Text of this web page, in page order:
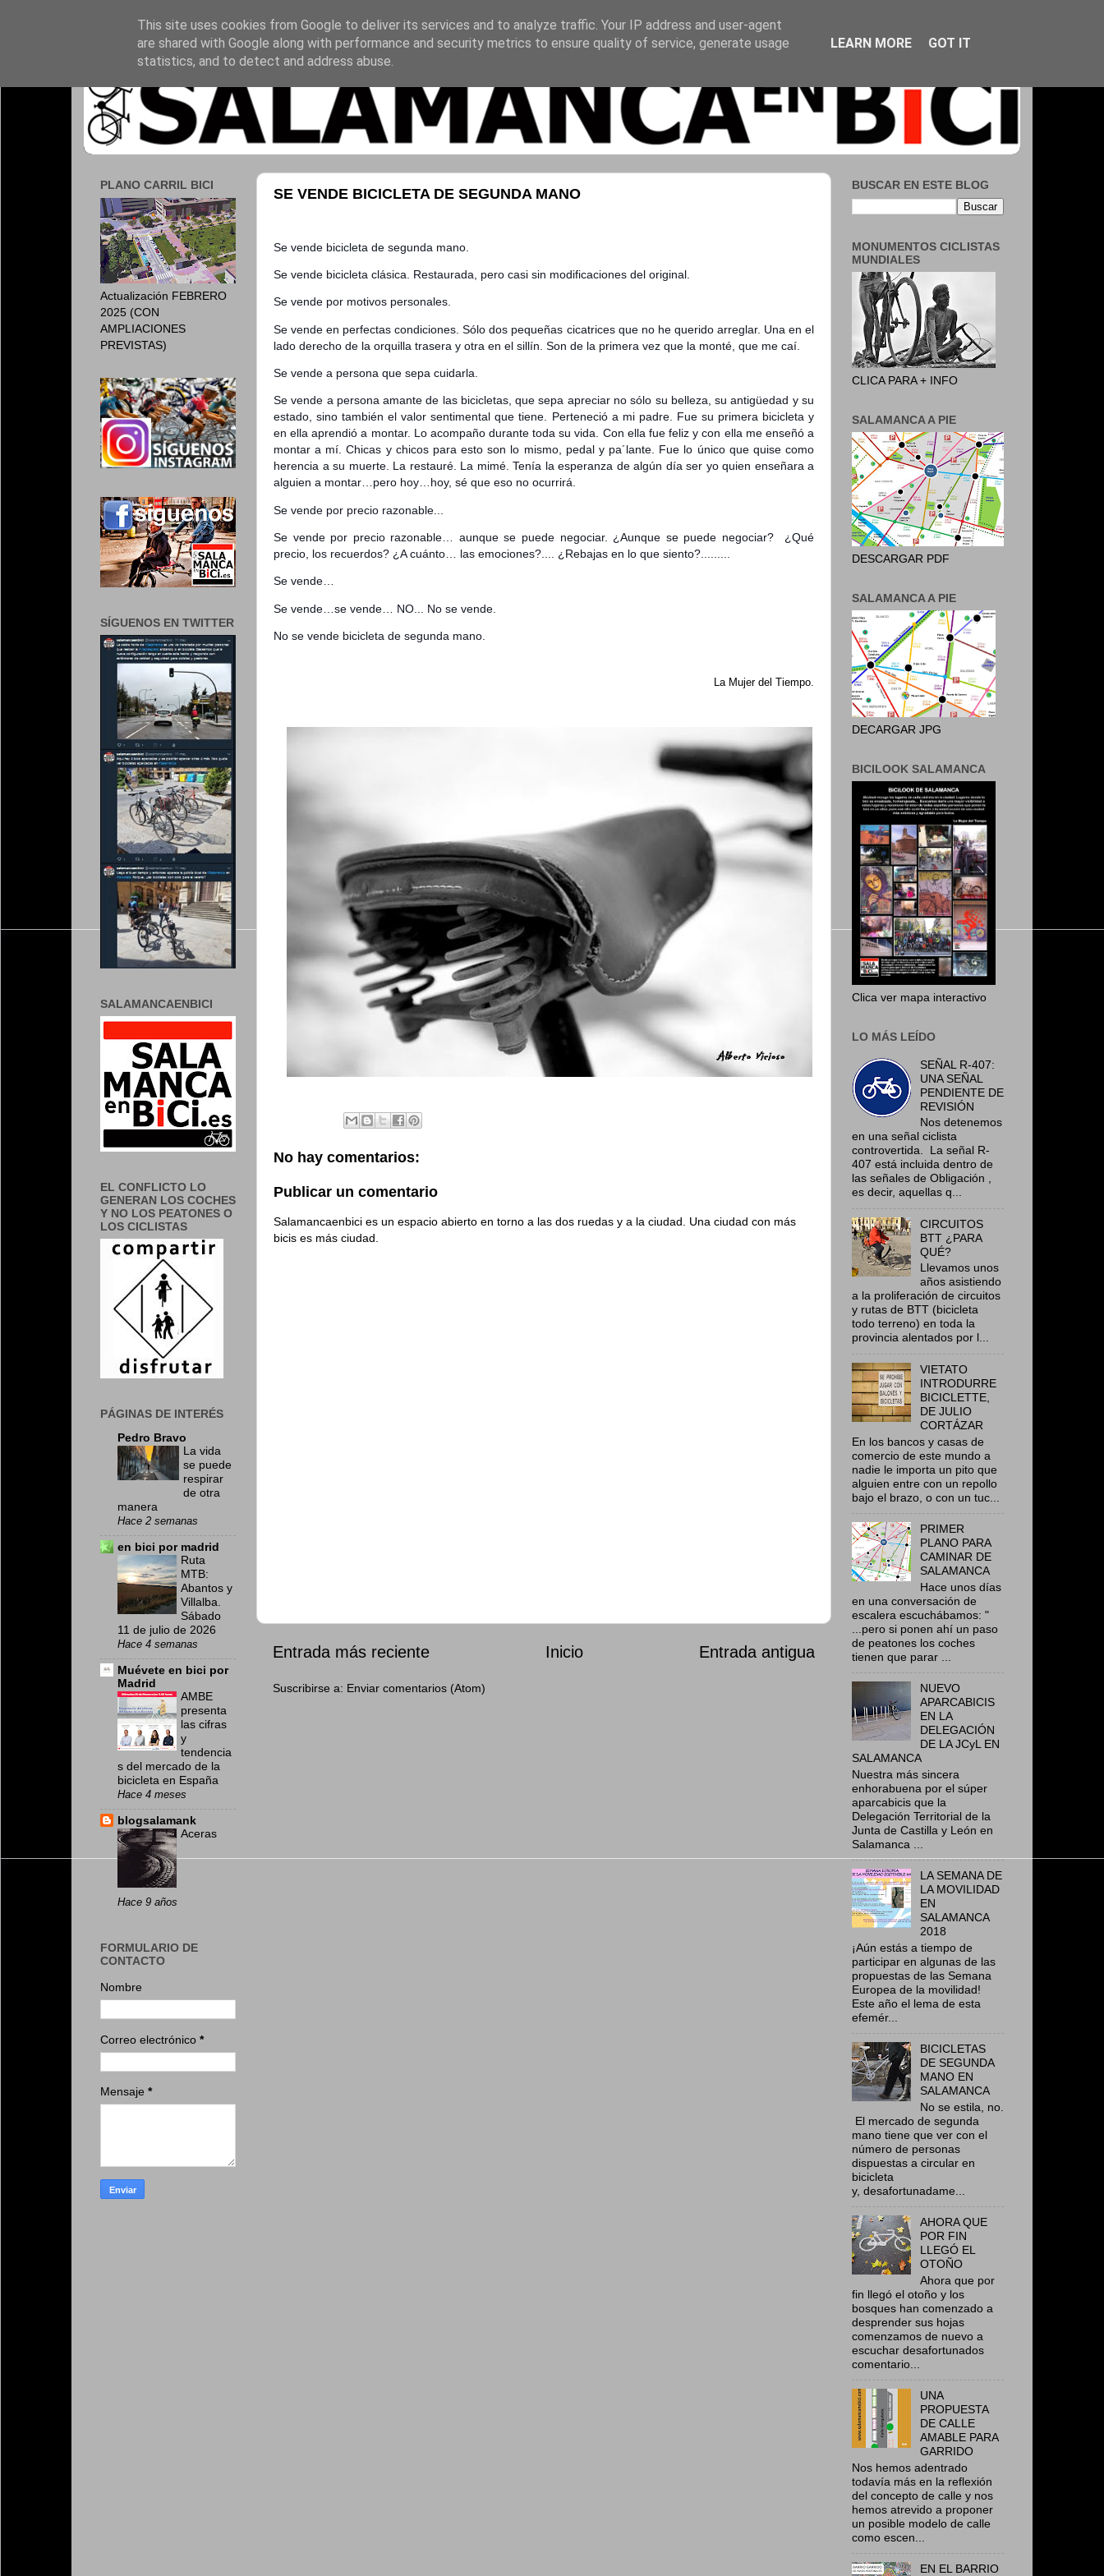
SE VENDE BICICLETA DE SEGUNDA MANO
Se vende bicicleta de segunda mano.
Se vende bicicleta clásica. Restaurada, pero casi sin modificaciones del original.
Se vende por motivos personales.
Se vende en perfectas condiciones. Sólo dos pequeñas cicatrices que no he querido arreglar. Una en el
lado derecho de la orquilla trasera y otra en el sillín. Son de la primera vez que la monté, que me caí.
Se vende a persona que sepa cuidarla.
Se vende a persona amante de las bicicletas, que sepa apreciar no sólo su belleza, su antigüedad y su
estado, sino también el valor sentimental que tiene. Perteneció a mi padre. Fue su primera bicicleta y
en ella aprendió a montar. Lo acompaño durante toda su vida. Con ella fue feliz y con ella me enseñó a
montar a mí. Chicas y chicos para esto son lo mismo, pedal y pa´lante. Fue lo único que quise como
herencia a su muerte. La restauré. La mimé. Tenía la esperanza de algún día ser yo quien enseñara a
alguien a montar…pero hoy…hoy, sé que eso no ocurrirá.
Se vende por precio razonable...
Se vende por precio razonable… aunque se puede negociar. ¿Aunque se puede negociar?
¿Qué
precio, los recuerdos? ¿A cuánto… las emociones?.... ¿Rebajas en lo que siento?.........
Se vende…
Se vende…se vende… NO... No se vende.
No se vende bicicleta de segunda mano.
La Mujer del Tiempo.
No hay comentarios:
Publicar un comentario
Salamancaenbici es un espacio abierto en torno a las dos ruedas y a la ciudad. Una ciudad con más
bicis es más ciudad.
Entrada más reciente Entrada antigua
Inicio
Suscribirse a: Enviar comentarios (Atom)
PLANO CARRIL BICI
Actualización FEBRERO
2025 (CON
AMPLIACIONES
PREVISTAS)
SÍGUENOS EN TWITTER
SALAMANCAENBICI
EL CONFLICTO LO
GENERAN LOS COCHES
Y NO LOS PEATONES O
LOS CICLISTAS
PÁGINAS DE INTERÉS
Pedro Bravo
La vida
se puede
respirar
de otra
manera
Hace 2 semanas
en bici por madrid
Ruta
MTB:
Abantos y
Villalba.
Sábado
11 de julio de 2026
Hace 4 semanas
Muévete en bici por
Madrid
AMBE
presenta
las cifras
y
tendencia
s del mercado de la
bicicleta en España
Hace 4 meses
blogsalamank
Aceras
Hace 9 años
FORMULARIO DE
CONTACTO
Nombre
Correo electrónico *
Mensaje *
BUSCAR EN ESTE BLOG
MONUMENTOS CICLISTAS
MUNDIALES
CLICA PARA + INFO
SALAMANCA A PIE
DESCARGAR PDF
SALAMANCA A PIE
DECARGAR JPG
BICILOOK SALAMANCA
Clica ver mapa interactivo
LO MÁS LEÍDO
SEÑAL R-407:
UNA SEÑAL
PENDIENTE DE
REVISIÓN
Nos detenemos
en una señal ciclista
controvertida. La señal R-
407 está incluida dentro de
las señales de Obligación ,
es decir, aquellas q...
CIRCUITOS
BTT ¿PARA
QUÉ?
Llevamos unos
años asistiendo
a la proliferación de circuitos
y rutas de BTT (bicicleta
todo terreno) en toda la
provincia alentados por l...
VIETATO
INTRODURRE
BICICLETTE,
DE JULIO
CORTÁZAR
En los bancos y casas de
comercio de este mundo a
nadie le importa un pito que
alguien entre con un repollo
bajo el brazo, o con un tuc...
PRIMER
PLANO PARA
CAMINAR DE
SALAMANCA
Hace unos días
en una conversación de
escalera escuchábamos: "
...pero si ponen ahí un paso
de peatones los coches
tienen que parar ...
NUEVO
APARCABICIS
EN LA
DELEGACIÓN
DE LA JCyL EN
SALAMANCA
Nuestra más sincera
enhorabuena por el súper
aparcabicis que la
Delegación Territorial de la
Junta de Castilla y León en
Salamanca ...
LA SEMANA DE
LA MOVILIDAD
EN
SALAMANCA
2018
¡Aún estás a tiempo de
participar en algunas de las
propuestas de las Semana
Europea de la movilidad!
Este año el lema de esta
efemér...
BICICLETAS
DE SEGUNDA
MANO EN
SALAMANCA
No se estila, no.
El mercado de segunda
mano tiene que ver con el
número de personas
dispuestas a circular en
bicicleta
y, desafortunadame...
AHORA QUE
POR FIN
LLEGÓ EL
OTOÑO
Ahora que por
fin llegó el otoño y los
bosques han comenzado a
desprender sus hojas
comenzamos de nuevo a
escuchar desafortunados
comentario...
UNA
PROPUESTA
DE CALLE
AMABLE PARA
GARRIDO
Nos hemos adentrado
todavía más en la reflexión
del concepto de calle y nos
hemos atrevido a proponer
un posible modelo de calle
como escen...
EN EL BARRIO
This site uses cookies from Google to deliver its services and to analyze traffic. Your IP address and user-agent
are shared with Google along with performance and security metrics to ensure quality of service, generate usage
statistics, and to detect and address abuse.
LEARN MORE GOT IT